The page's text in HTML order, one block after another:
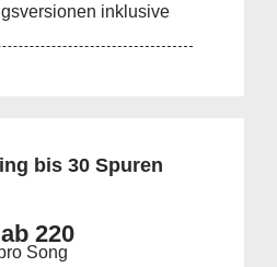
inklusive
bis 30 Spuren
ab 220
Song